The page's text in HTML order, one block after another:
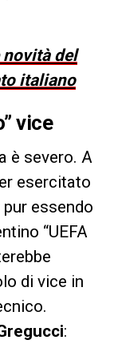
del
italiano
vice
è severo. A
esercitato
pur essendo
“UEFA
di vice in
: